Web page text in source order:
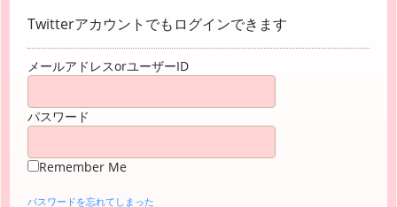
Twitterアカウントでもログインできます
メールアドレスorユーザーID
パスワード
Remember Me
パスワードを忘れてしまった